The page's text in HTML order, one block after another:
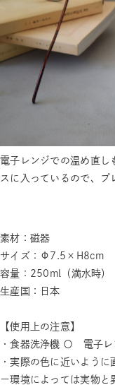
電子レンジでの温め直
スに入っているので、プ
素材：磁器
サイズ：Φ7.5×H8cm
容量：250ml（満水時）
生産国：日本
【使用上の注意】
・食器洗浄機 〇 電子
・実際の色に近いよう
ー環境によっては実物と